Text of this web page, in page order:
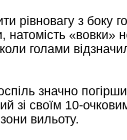
рівновагу з боку
натомість «вовки»
голами
значно
зі своїм 10-
вильоту.